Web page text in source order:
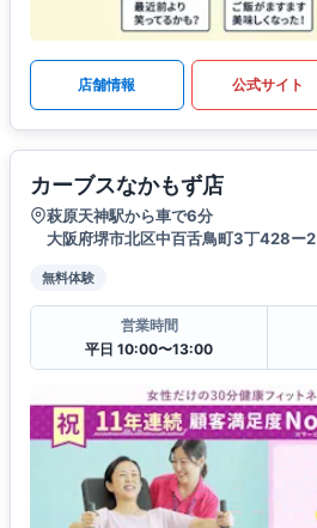
店舗情報 公式サイト
カーブスなかもず店
萩原天神駅から車で6分
大阪府堺市北区中百舌鳥町3丁428ー2
無料体験
営業時間
平日 10:00〜13:00